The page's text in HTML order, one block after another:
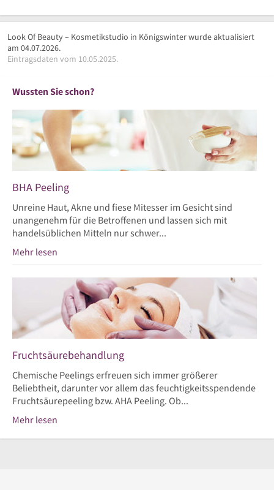
Look Of Beauty – Kosmetikstudio in Königswinter wurde aktualisiert
am 04.07.2026.
Eintragsdaten vom 10.05.2025.
Wussten Sie schon?
BHA Peeling
Unreine Haut, Akne und fiese Mitesser im Gesicht sind
unangenehm für die Betroffenen und lassen sich mit
handelsüblichen Mitteln nur schwer...
Mehr lesen
Fruchtsäurebehandlung
Chemische Peelings erfreuen sich immer größerer
Beliebtheit, darunter vor allem das feuchtigkeitsspendende
Fruchtsäurepeeling bzw. AHA Peeling. Ob...
Mehr lesen